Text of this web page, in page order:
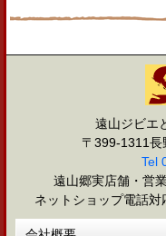
遠山ジビエ
〒399-1311長
Tel
遠山郷実店舗・営
ネットショップ電話対